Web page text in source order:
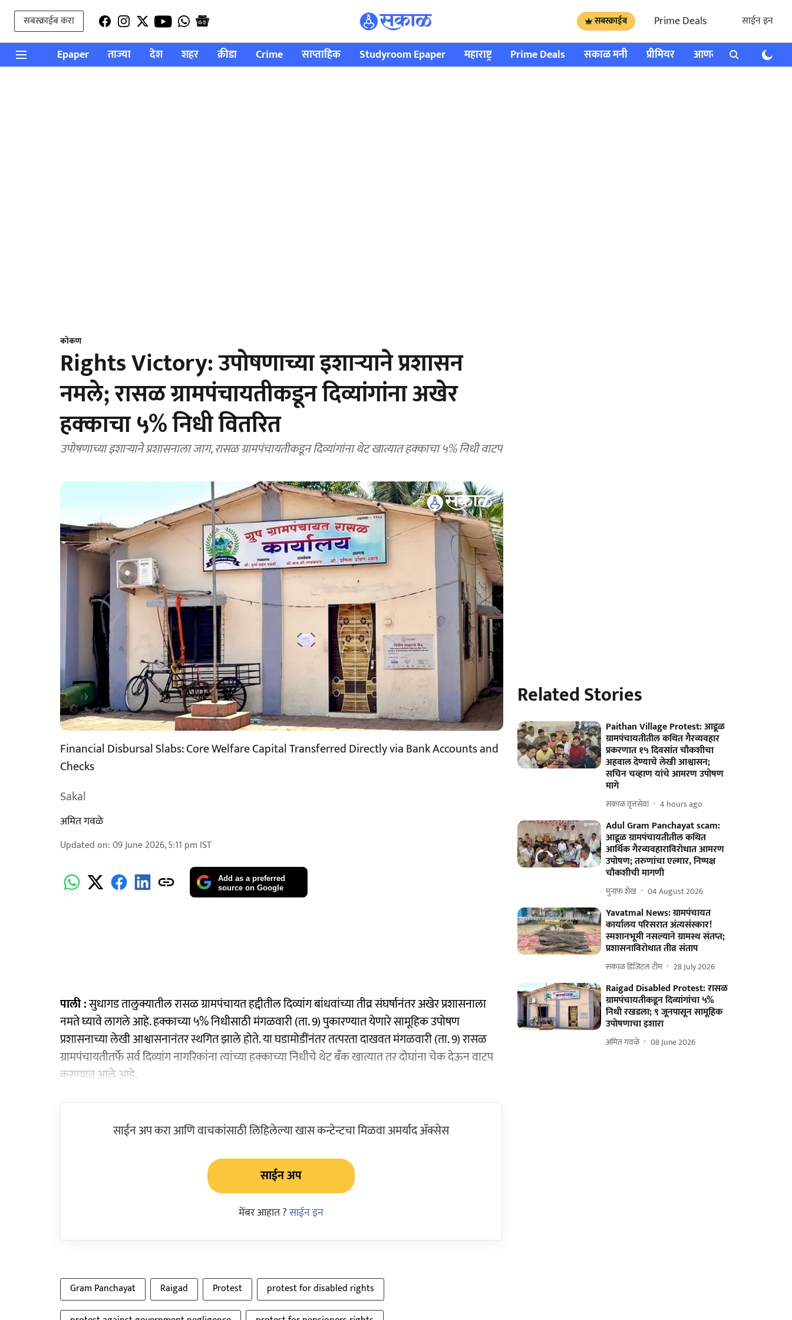
सबस्क्राईब करा सबस्क्राईब Prime Deals साईन इन
Epaper ताज्या देश शहर क्रीडा Crime साप्ताहिक Studyroom Epaper महाराष्ट्र Prime Deals सकाळ मनी प्रीमियर आणखी राशी भविष्य
कोकण
Rights Victory: उपोषणाच्या इशाऱ्याने प्रशासन
नमले; रासळ ग्रामपंचायतीकडून दिव्यांगांना अखेर
हक्काचा ५% निधी वितरित
उपोषणाच्या इशाऱ्याने प्रशासनाला जाग, रासळ ग्रामपंचायतीकडून दिव्यांगांना थेट खात्यात हक्काचा ५% निधी वाटप
Financial Disbursal Slabs: Core Welfare Capital Transferred Directly via Bank Accounts and
Checks
Sakal
अमित गवळे
Updated on:09 June 2026, 5:11 pm IST
Add as a preferred
source on Google
पाली :सुधागड तालुक्यातील रासळ ग्रामपंचायत हद्दीतील दिव्यांग बांधवांच्या तीव्र संघर्षानंतर अखेर प्रशासनाला
नमते घ्यावे लागले आहे. हक्काच्या ५% निधीसाठी मंगळवारी (ता. 9) पुकारण्यात येणारे सामूहिक उपोषण
प्रशासनाच्या लेखी आश्वासनानंतर स्थगित झाले होते. या घडामोडींनंतर तत्परता दाखवत मंगळवारी (ता. 9) रासळ
ग्रामपंचायतीतर्फे सर्व दिव्यांग नागरिकांना त्यांच्या हक्काच्या निधीचे थेट बँक खात्यात तर दोघांना चेक देऊन वाटप
करण्यात आले आहे.
साईन अप करा आणि वाचकांसाठी लिहिलेल्या खास कन्टेन्टचा मिळवा अमर्याद ॲक्सेस
साईन अप
मेंबर आहात ?साईन इन
Gram Panchayat Raigad Protest
protest for disabled rights
Related Stories
Paithan Village Protest: आडूळ
ग्रामपंचायतीतील कथित गैरव्यवहार
प्रकरणात १५ दिवसांत चौकशीचा
अहवाल देण्याचे लेखी आश्वासन;
सचिन चव्हाण यांचे आमरण उपोषण
मागे
सकाळ वृत्तसेवा 4 hours ago
Adul Gram Panchayat scam:
आडूळ ग्रामपंचायतीतील कथित
आर्थिक गैरव्यवहाराविरोधात आमरण
उपोषण; तरुणांचा एल्गार, निष्पक्ष
चौकशीची मागणी
मुनाफ शेख 04 August 2026
Yavatmal News: ग्रामपंचायत
कार्यालय परिसरात अंत्यसंस्कार!
स्मशानभूमी नसल्याने ग्रामस्थ संतप्त;
प्रशासनाविरोधात तीव्र संताप
सकाळ डिजिटल टीम 28 July 2026
Raigad Disabled Protest: रासळ
ग्रामपंचायतीकडून दिव्यांगांचा ५%
निधी रखडला; ९ जूनपासून सामूहिक
उपोषणाचा इशारा
अमित गवळे 08 June 2026